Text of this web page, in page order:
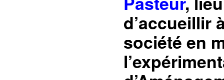
d’accueillir
société en